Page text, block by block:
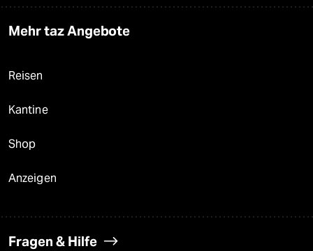
Mehr taz Angebote
Reisen
Kantine
Shop
Anzeigen
Fragen & Hilfe